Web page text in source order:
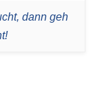
dann geh